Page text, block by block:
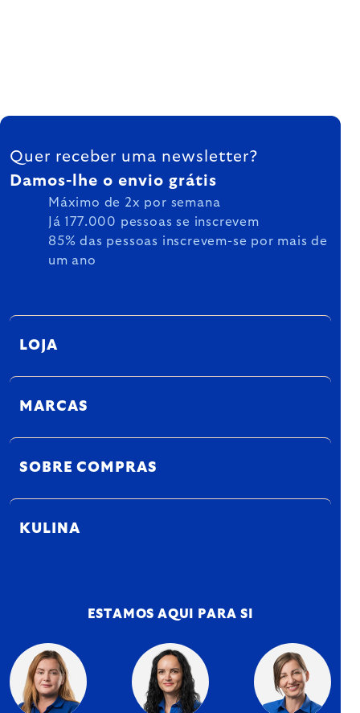
FOOTER
Quer receber uma newsletter?
Damos-lhe o envio grátis
Máximo de 2x por semana
Já 177.000 pessoas se inscrevem
85% das pessoas inscrevem-se por mais de
um ano
LOJA
MARCAS
SOBRE COMPRAS
KULINA
ESTAMOS AQUI PARA SI